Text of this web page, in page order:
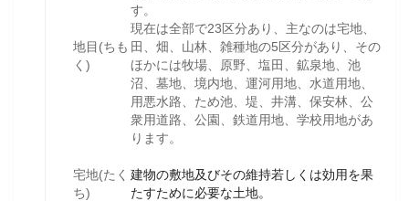
地目(ちも
く)
す。
現在は全部で23区分あり、主なのは宅地、
田、畑、山林、雑種地の5区分があり、その
ほかには牧場、原野、塩田、鉱泉地、池
沼、墓地、境内地、運河用地、水道用地、
用悪水路、ため池、堤、井溝、保安林、公
衆用道路、公園、鉄道用地、学校用地があ
ります。
宅地(たく
ち)
建物の敷地及びその維持若しくは効用を果
たすために必要な土地。